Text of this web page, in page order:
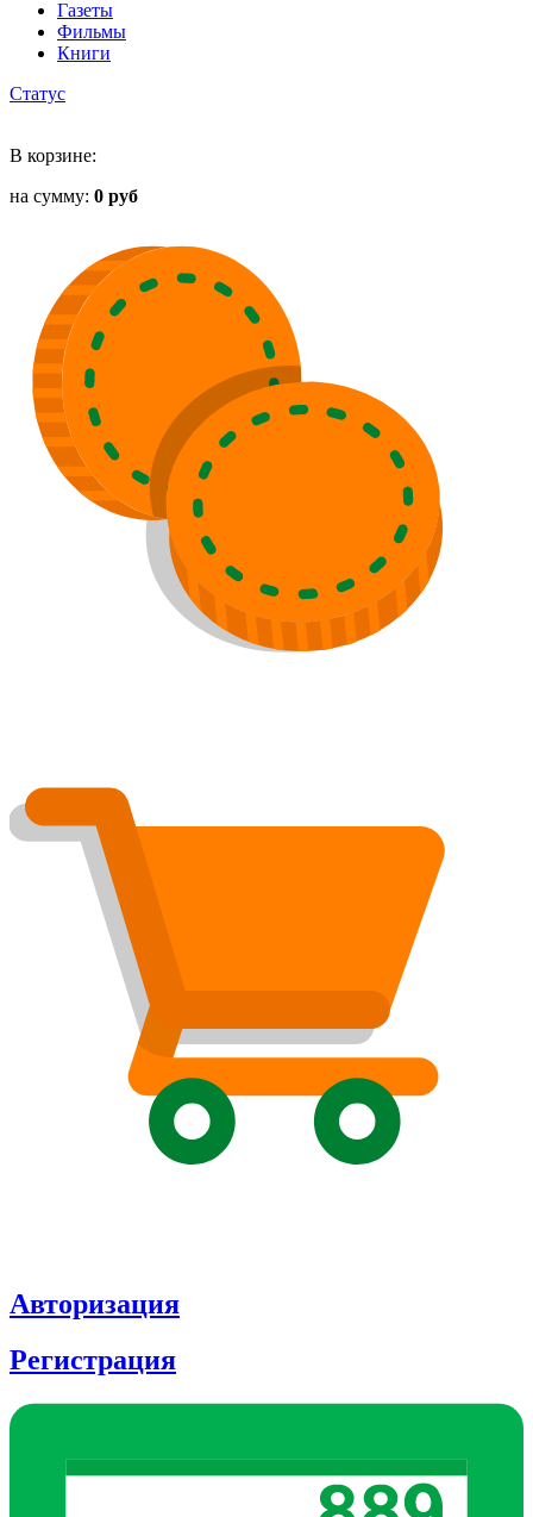
Газеты
Фильмы
Книги
Статус
В корзине:
на сумму: 0 руб
Авторизация
Регистрация